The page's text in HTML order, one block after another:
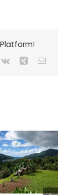
Vk Xing E-